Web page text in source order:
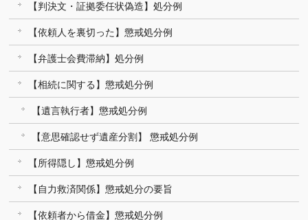
【判決文・証拠委任状偽造】処分例
【依頼人を裏切った】懲戒処分例
【弁護士会費滞納】処分例
【相続に関する】懲戒処分例
【遺言執行者】懲戒処分例
【意思確認せず遺産分割】 懲戒処分例
【所得隠し】懲戒処分例
【自力救済関係】懲戒処分の要旨
【依頼者から借金】懲戒処分例